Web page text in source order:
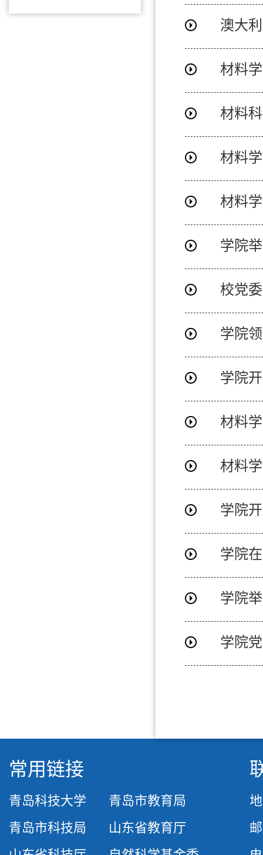
材料
材料
材料
学院
校党
学院
学院
材料
材料
学院
学院
学院
常用链接
青岛科技大学
青岛市教育局
青岛市科技局
山东省教育厅